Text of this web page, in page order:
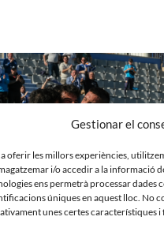
Gestionar el
oferir les millors experiències,
i/o accedir a la informació
ens permetrà processar dades
úniques en aquest lloc. No
unes certes característiques i